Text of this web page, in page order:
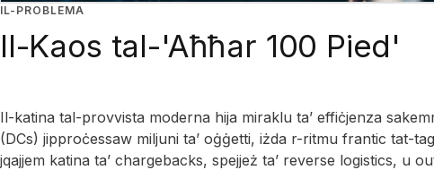
IL-PROBLEMA
Il-Kaos tal-'Aħħar 100 Pied'
Il-katina tal-provvista moderna hija miraklu ta’ effiċjenza
(DCs) jipproċessaw miljuni ta’ oġġetti, iżda r-ritmu frantic tat-
jqajjem katina ta’ chargebacks, spejjeż ta’ reverse logistics, u